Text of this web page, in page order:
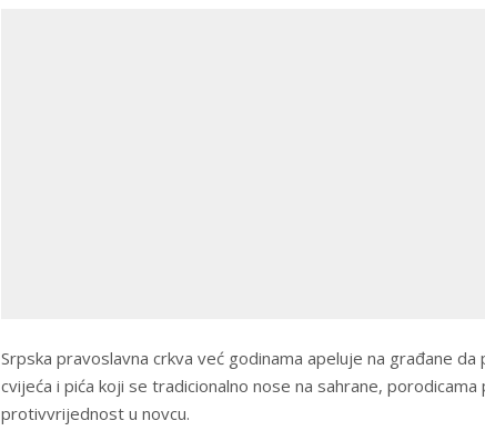
Srpska pravoslavna crkva već godinama apeluje na građane
cvijeća i pića koji se tradicionalno nose na sahrane, porodicama
protivvrijednost u novcu.